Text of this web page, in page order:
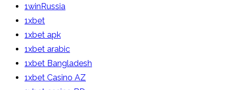
1winRussia
1xbet
1xbet apk
1xbet arabic
1xbet Bangladesh
1xbet Casino AZ